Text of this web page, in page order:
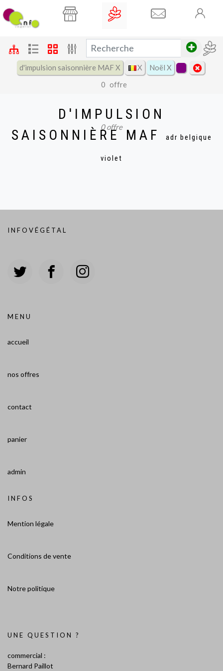
d'impulsion saisonnière MAF X X
Noël X
0 offre
prix ∅
D'IMPULSION
SAISONNIÈRE MAF
adr belgique
violet
0offre
INFOVÉGÉTAL
MENU
accueil
nos offres
contact
panier
admin
INFOS
Mention légale
Conditions de vente
Notre politique
UNE QUESTION ?
commercial :
Bernard Paillot